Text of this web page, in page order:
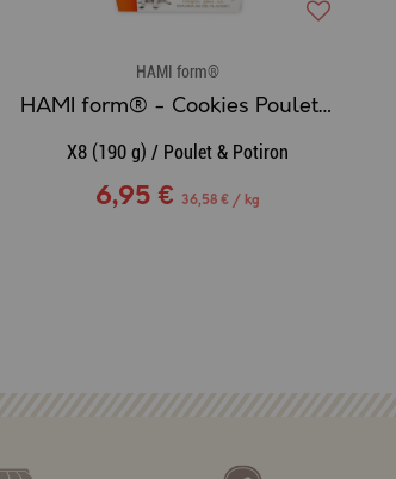
HAMI form®
HAMI form® - Cookies Poulet & Potiron
X8 (190 g) / Poulet & Potiron
6,95 € 36,58 € / kg